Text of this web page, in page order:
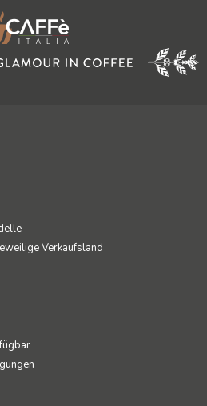
Verkaufsland